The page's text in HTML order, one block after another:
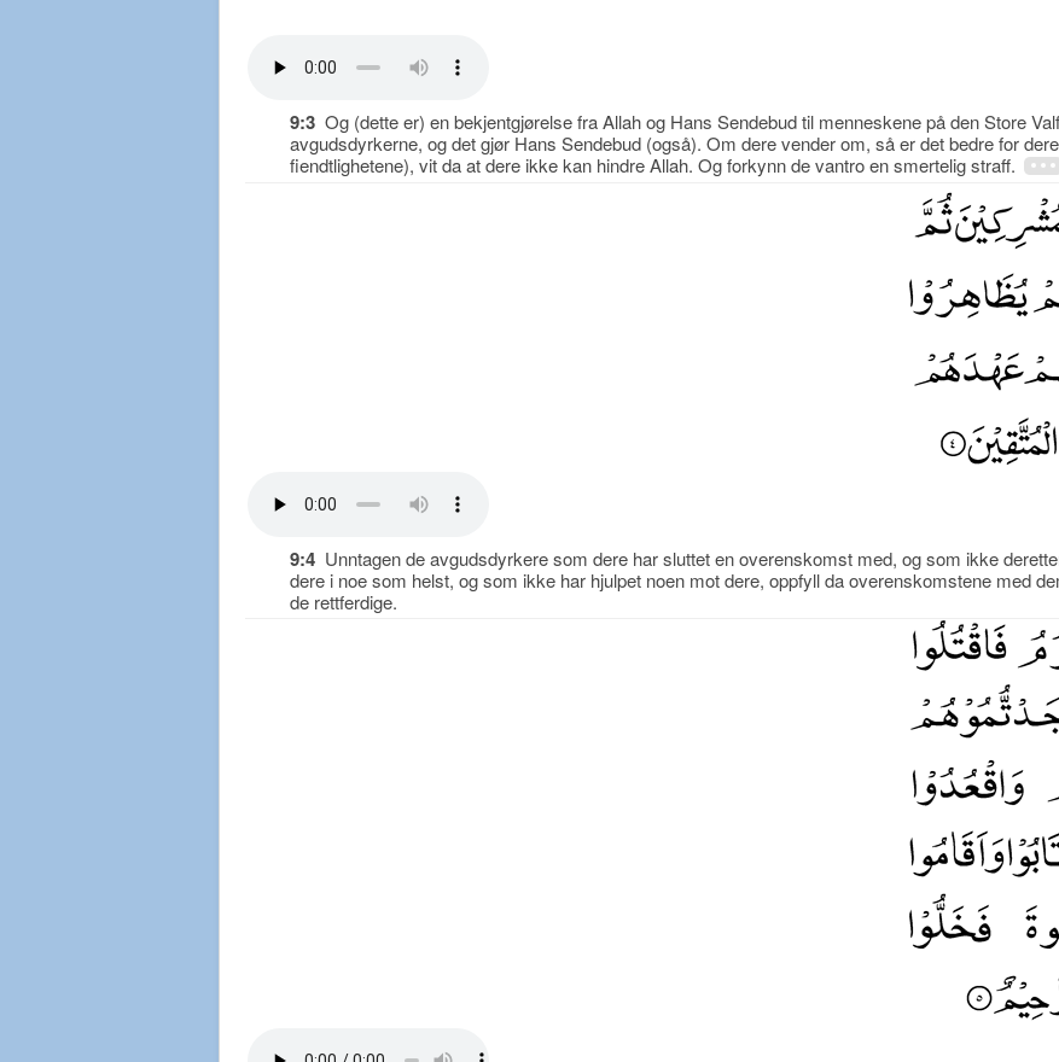
9:3 Og (dette er) en bekjentgjørelse fra Allah og Hans Sendebud til menneskene på den Store
avgudsdyrkerne, og det gjør Hans Sendebud (også). Om dere vender om, så er det bedre for
fiendtlighetene), vit da at dere ikke kan hindre Allah. Og forkynn de vantro en smertelig straff.
9:4 Unntagen de avgudsdyrkere som dere har sluttet en overenskomst med, og som ikke
dere i noe som helst, og som ikke har hjulpet noen mot dere, oppfyll da overenskomstene med
de rettferdige.